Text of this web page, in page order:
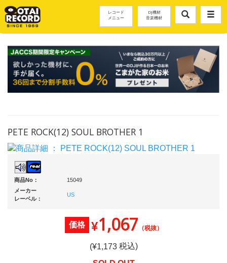
レコード
メニュー
DJ機材
音楽機材
PETE ROCK(12) SOUL BROTHER 1
商品No：
15049
メーカー
レーベル：
US
価格 ¥1,067 （税抜）
(¥1,173税込)